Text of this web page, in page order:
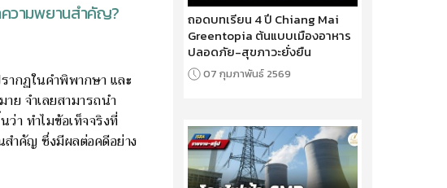
ความพยานสำคัญ?
ากฏในคำพิพากษา และ
ย จำเลยสามารถนำ
า ทำไมข้อเท็จจริงที่
สำคัญ ซึ่งมีผลต่อคดีอย่าง
ถอดบทเรียน 4 ปี Chiang Mai
Greentopia ต้นแบบเมืองอาหาร
ปลอดภัย-สุขภาวะยั่งยืน
07 กุมภาพันธ์ 2569